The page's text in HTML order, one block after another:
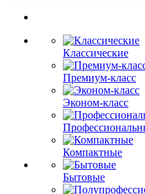
Классические
Премиум-класс
Эконом-класс
Компактные
Бытовые